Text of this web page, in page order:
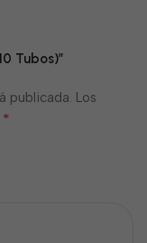
Tubos)”
publicada. Los
*